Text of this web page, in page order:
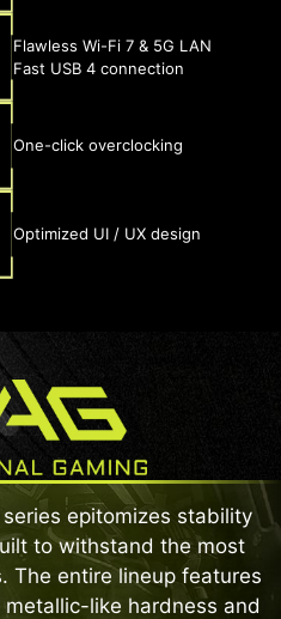
Flawless Wi-Fi 7 & 5G LAN
Fast USB 4 connection
One-click overclocking
Optimized UI / UX design
epitomizes stability
to withstand the most
The entire lineup features
like hardness and